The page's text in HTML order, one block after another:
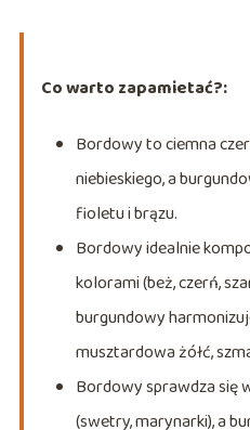
Co warto zapamietać?:
Bordowy to ciemna
niebieskiego, a
fioletu i brązu.
Bordowy idealnie
kolorami (beż, czerń,
burgundowy
musztardowa żółć,
Bordowy sprawdza się
(swetry, marynarki), a